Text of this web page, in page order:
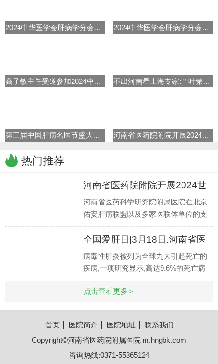
2024中华医学会肝病学分会学术年 2024中华医学会肝病学分会学术年
高子敏主任受邀参加2024中华医学 不出河南看上海专家:＂叶荣森肝
第三届中国肝病名医节盛大启动 河南省医药院附院开展2024世界肝
热门推荐
河南省医药院附院开展2024世
界肝
河南省医药科学研究院附属医院在北京
佑安肝病联盟以及多家医联体单位的支
持下,在乙肝临床治愈专病门诊稳定推进
的同时
全国爱肝日|3月18日,河南省医
药院
病毒性肝炎被列为全球九大引起死亡的
疾病,一项研究显示,高达9.6%的死亡病
肝炎引起
点击查看更多＞
首页 医院简介 医院地址
联系我们
Copyright©河南省医药院附属医院 m.hngbk.com
咨询热线:0371-55365124